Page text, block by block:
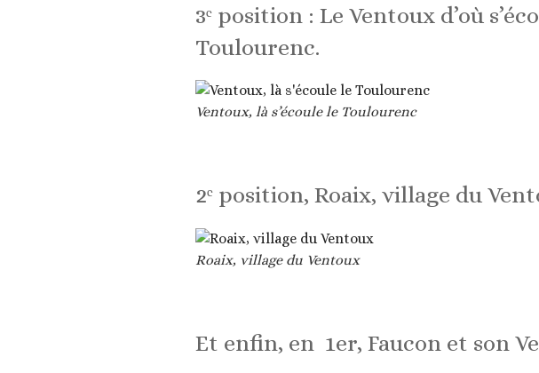
3ᵉ position : Le Ventoux d’où
Toulourenc.
Ventoux, là s’écoule le Toulourenc
2ᵉ position, Roaix, village du
Roaix, village du Ventoux
Et enfin, en 1er, Faucon et son